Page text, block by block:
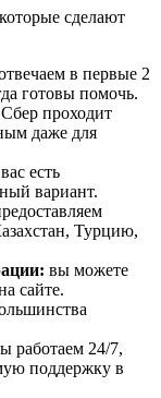
сделают
в первые 2
готовы помочь.
проходит
даже для
есть
вариант.
Турцию,
вы можете
сайте.
работаем 24/7,
поддержку в